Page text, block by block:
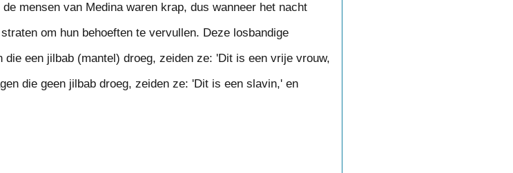
mensen van Medina waren krap, dus wanneer het nacht
om hun behoeften te vervullen. Deze losbandige
die een jilbab (mantel) droeg, zeiden ze: 'Dit is een vrije vrouw,
die geen jilbab droeg, zeiden ze: 'Dit is een slavin,' en